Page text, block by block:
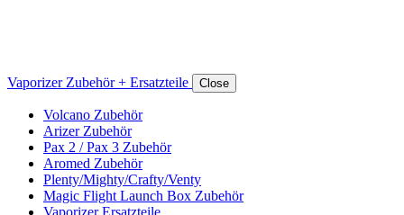
Vaporizer Zubehör + Ersatzteile Close
Volcano Zubehör
Arizer Zubehör
Pax 2 / Pax 3 Zubehör
Aromed Zubehör
Plenty/Mighty/Crafty/Venty
Magic Flight Launch Box Zubehör